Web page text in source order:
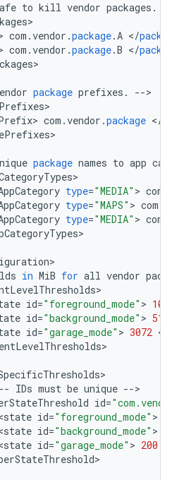
to kill vendor packages .
com .vendor .package.A </
com .vendor .package.B </
>
package prefixes . --
> com .vendor .package </
>
package names to app
type="MEDIA" > com
type="MAPS" > com
type="MEDIA" > com
>
in MiB for all vendor
id="foreground_mode" >
id="background_mode" > 512
id="garage_mode" > 3072 <
>
-- IDs must be unique --
id=
state id="foreground_mode" >
state id="background_mode" >
state id="garage_mode" > 200
>